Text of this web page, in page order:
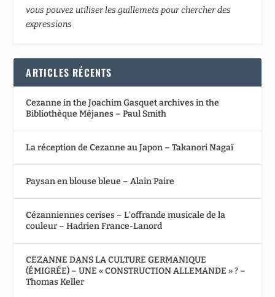
vous pouvez utiliser les guillemets pour chercher des
expressions
ARTICLES RÉCENTS
Cezanne in the Joachim Gasquet archives in the
Bibliothèque Méjanes – Paul Smith
La réception de Cezanne au Japon – Takanori Nagaï
Paysan en blouse bleue – Alain Paire
Cézanniennes cerises – L’offrande musicale de la
couleur – Hadrien France-Lanord
CEZANNE DANS LA CULTURE GERMANIQUE
(ÉMIGRÉE) – UNE « CONSTRUCTION ALLEMANDE » ? –
Thomas Keller